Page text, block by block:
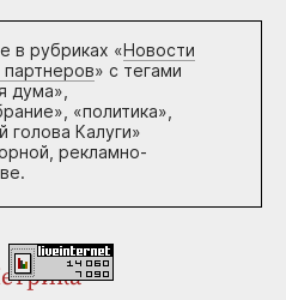
в рубриках «Новости
» с тегами
дума»,
«политика»,
голова Калуги»
рекламно-